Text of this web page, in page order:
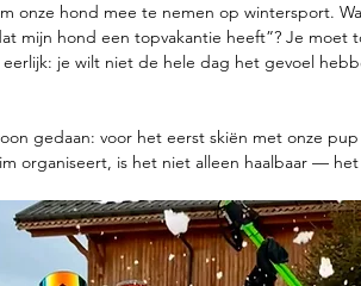
onze hond mee te nemen op wintersport.
mijn hond een topvakantie heeft”? Je
je wilt niet de hele dag het gevoel
gedaan: voor het eerst skiën met onze pup
organiseert, is het niet alleen haalbaar —